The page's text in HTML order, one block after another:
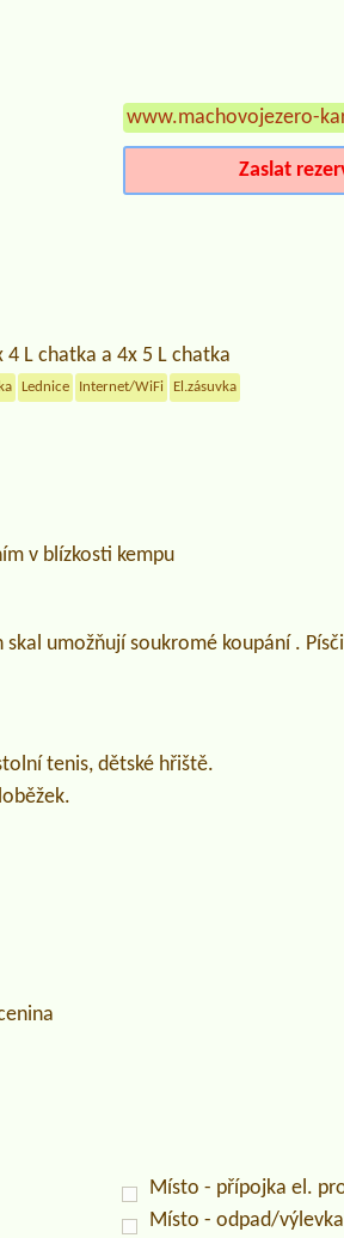
www.machovojezero-
Zaslat
4 L chatka a 4x 5 L chatka
Lednice Internet/WiFi El.zásuvka
v blízkosti kempu
umožňují soukromé koupání .
tenis, dětské hřiště.
Místo - přípojka el.
Místo - odpad/